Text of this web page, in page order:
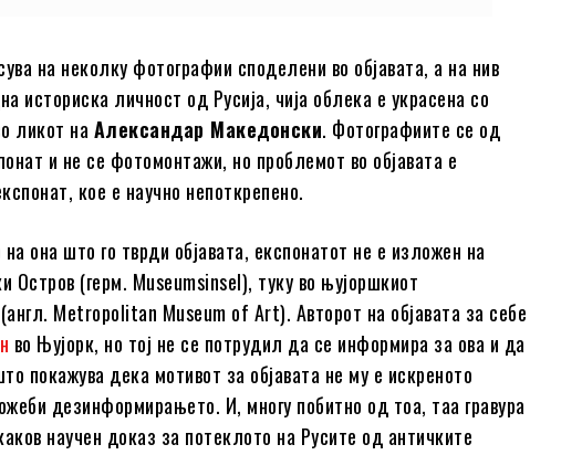
на неколку фотографии споделени во објавата, а на нив
историска личност од Русија, чија облека е украсена со
ликот наАлександар Македонски. Фотографиите се од
и не се фотомонтажи, но проблемот во објавата е
кое е научно непоткрепено.
она што го тврди објавата, експонатот не е изложен на
Остров (герм. Museumsinsel), туку во њујоршкиот
(англ. Metropolitan Museum of Art). Авторот на објавата за себе
во Њујорк, но тој не се потрудил да се информира за ова и да
покажува дека мотивот за објавата не му е искреното
дезинформирањето. И, многу побитно од тоа, таа гравура
научен доказ за потеклото на Русите од античките